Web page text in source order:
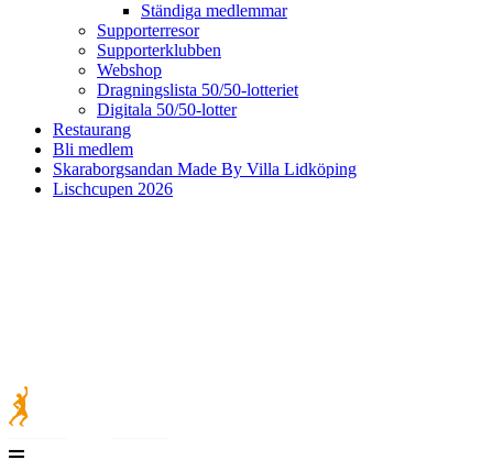
Ständiga medlemmar
Supporterresor
Supporterklubben
Webshop
Dragningslista 50/50-lotteriet
Digitala 50/50-lotter
Restaurang
Bli medlem
Skaraborgsandan Made By Villa Lidköping
Lischcupen 2026